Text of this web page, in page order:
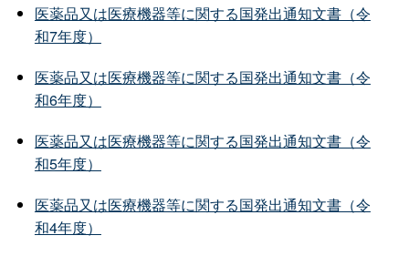
医薬品又は医療機器等に関する国発出通知文書（令
和7年度）
医薬品又は医療機器等に関する国発出通知文書（令
和6年度）
医薬品又は医療機器等に関する国発出通知文書（令
和5年度）
医薬品又は医療機器等に関する国発出通知文書（令
和4年度）